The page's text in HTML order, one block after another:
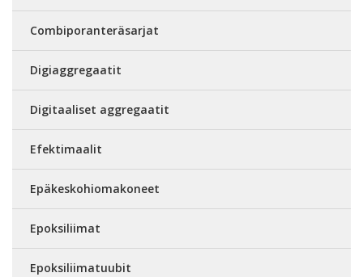
Combiporanteräsarjat
Digiaggregaatit
Digitaaliset aggregaatit
Efektimaalit
Epäkeskohiomakoneet
Epoksiliimat
Epoksiliimatuubit